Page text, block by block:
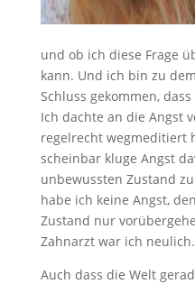
und ob ich diese Frage
kann. Und ich bin zu
Schluss gekommen,
Ich dachte an die Angst
regelrecht wegmeditiert
scheinbar kluge Angst
unbewussten Zustand
habe ich keine Angst,
Zustand nur
Zahnarzt war ich neulich.
Auch dass die Welt